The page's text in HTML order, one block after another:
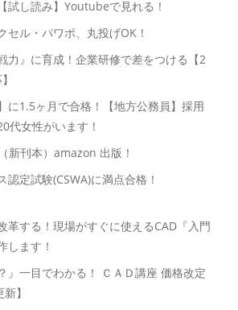
試し読み】Youtubeで見れる！
セル・パワポ、丸投げOK！
力』に育成！企業研修で差をつける【2
に1.5ヶ月で合格！【地方公務員】採用
代女性がいます！
新刊本）amazon 出版！
認定試験(CSWA)に満点合格！
革する！現場がすぐに使えるCAD『入門
します！
』一目でわかる！ ＣＡＤ講座 価格改定
】